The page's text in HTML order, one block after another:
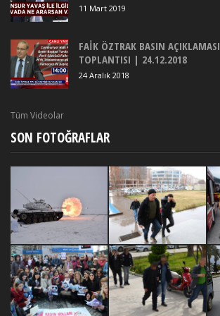
11 Mart 2019
FAİK ÖZTRAK BASIN
TOPLANTISI | 24.12.2018
24 Aralık 2018
Tüm Videolar
SON FOTOĞRAFLAR